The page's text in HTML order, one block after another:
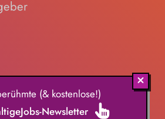
(& kostenlose!)
Newsletter